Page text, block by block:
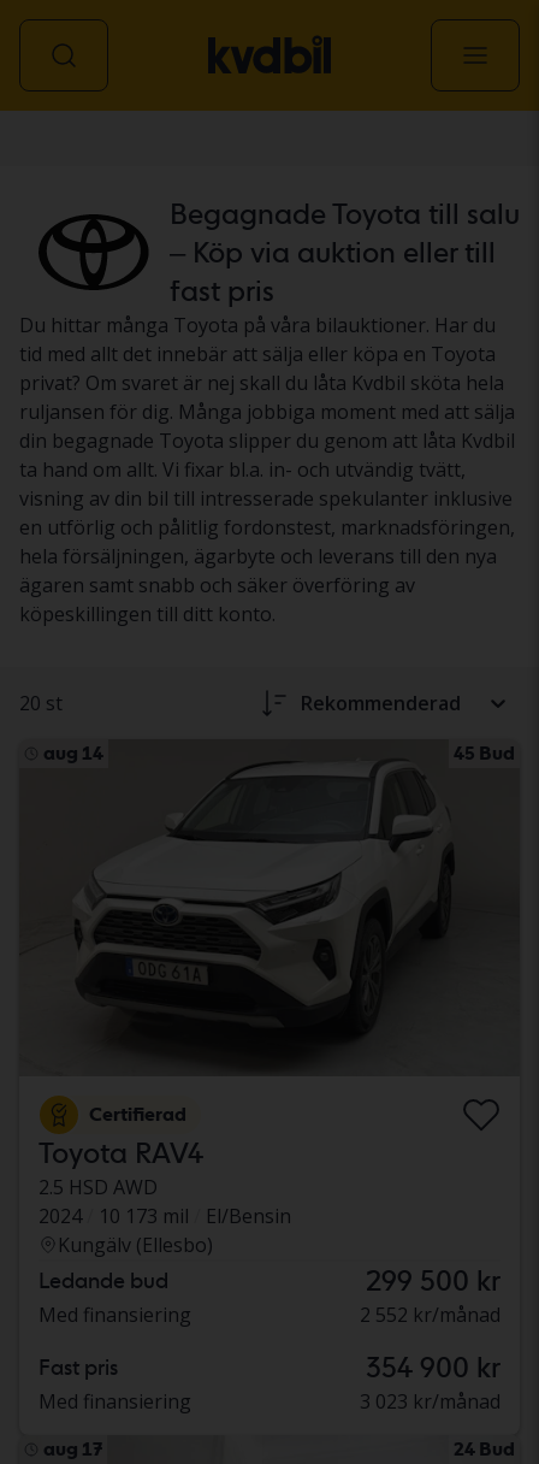
Begagnade Toyota till salu
– Köp via auktion eller till
fast pris
Du hittar många Toyota på våra bilauktioner. Har du
tid med allt det innebär att sälja eller köpa en Toyota
privat? Om svaret är nej skall du låta Kvdbil sköta hela
ruljansen för dig. Många jobbiga moment med att sälja
din begagnade Toyota slipper du genom att låta Kvdbil
ta hand om allt. Vi fixar bl.a. in- och utvändig tvätt,
visning av din bil till intresserade spekulanter inklusive
en utförlig och pålitlig fordonstest, marknadsföringen,
hela försäljningen, ägarbyte och leverans till den nya
ägaren samt snabb och säker överföring av
köpeskillingen till ditt konto.
20 st Rekommenderad
aug 14 45 Bud
Certifierad
Toyota RAV4
2.5 HSD AWD
2024
10 173 mil
El/Bensin
Kungälv (Ellesbo)
Ledande bud 299 500 kr
Med finansiering 2 552 kr/månad
Fast pris 354 900 kr
Med finansiering 3 023 kr/månad
aug 17 24 Bud